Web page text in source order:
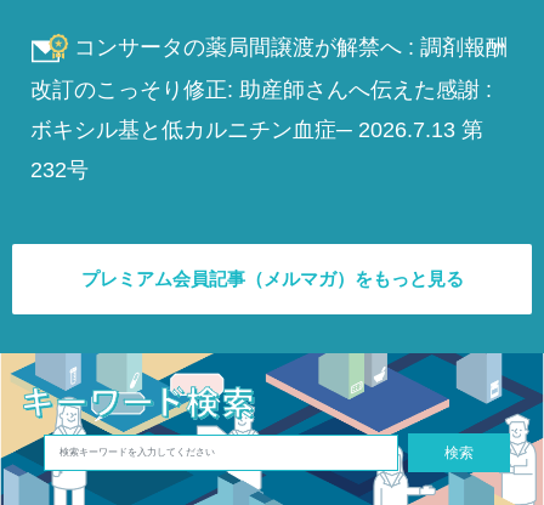
コンサータの薬局間譲渡が解禁へ : 調剤報酬
改訂のこっそり修正: 助産師さんへ伝えた感謝 :
ボキシル基と低カルニチン血症─ 2026.7.13 第
232号
プレミアム会員記事（メルマガ）をもっと見る
検索